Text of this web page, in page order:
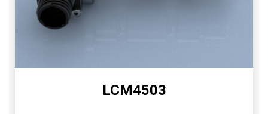
Laden...
LCM4503